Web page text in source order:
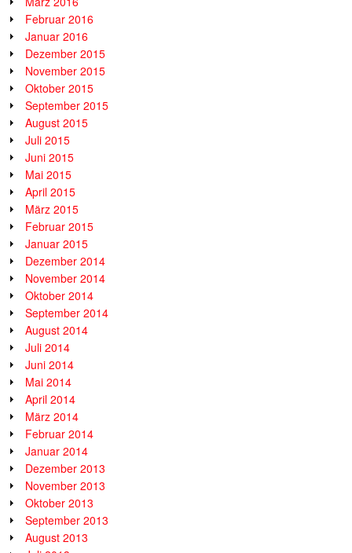
Februar 2016
Januar 2016
Dezember 2015
November 2015
Oktober 2015
September 2015
August 2015
Juli 2015
Juni 2015
Mai 2015
April 2015
März 2015
Februar 2015
Januar 2015
Dezember 2014
November 2014
Oktober 2014
September 2014
August 2014
Juli 2014
Juni 2014
Mai 2014
April 2014
März 2014
Februar 2014
Januar 2014
Dezember 2013
November 2013
Oktober 2013
September 2013
August 2013